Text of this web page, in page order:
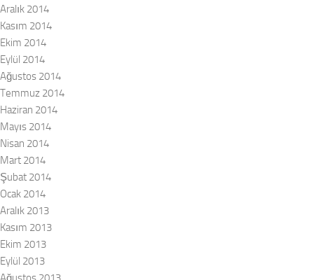
Aralık 2014
Kasım 2014
Ekim 2014
Eylül 2014
Ağustos 2014
Temmuz 2014
Haziran 2014
Mayıs 2014
Nisan 2014
Mart 2014
Şubat 2014
Ocak 2014
Aralık 2013
Kasım 2013
Ekim 2013
Eylül 2013